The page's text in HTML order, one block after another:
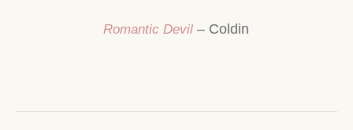
Romantic Devil – Coldin